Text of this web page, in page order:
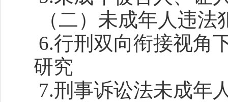
（二）未成年人违
6.行刑双向衔接视角
研究
7.刑事诉讼法未成年